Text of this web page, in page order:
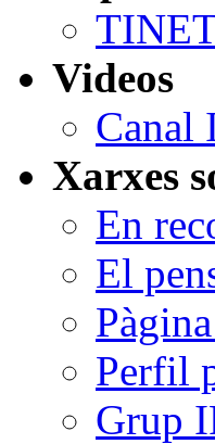
Videos
Canal
Xarxes
En
El
Perfil
Grup